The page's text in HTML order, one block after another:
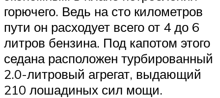
горючего. Ведь на сто километров
пути он расходует всего от 4 до 6
литров бензина. Под капотом этого
седана расположен турбированный
2.0-литровый агрегат, выдающий
210 лошадиных сил мощи.